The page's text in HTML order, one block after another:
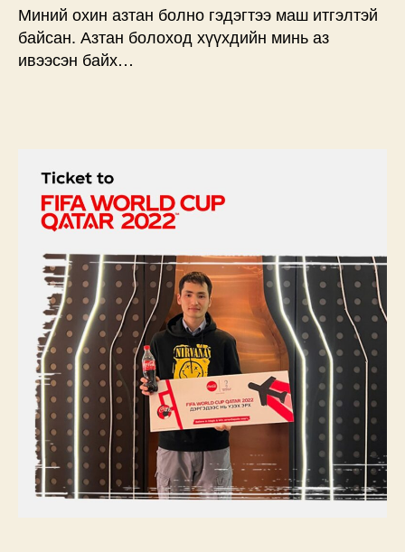
Миний охин азтан болно гэдэгтээ маш итгэлтэй
байсан. Азтан болоход хүүхдийн минь аз
ивээсэн байх…